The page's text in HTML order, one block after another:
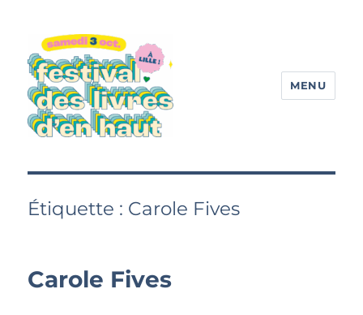
MENU
Étiquette : Carole Fives
Carole Fives